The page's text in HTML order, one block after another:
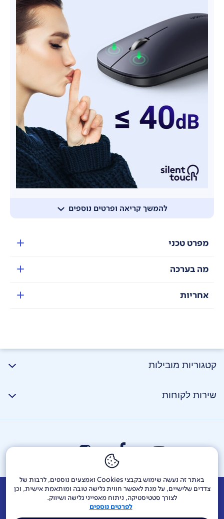
באתר זה נעשה שימוש בקבצי Cookies ואמצעים נוספים, לרבות של
צדדים שלישיים, על מנת לאפשר חווית גלישה טובה ומותאמת אישית, וכן
לצורך סטטיסטיקה, ניתוח מאפייני גלישה ושיווק.
לפרטים נוספים
להמשך קריאה ופרטים נוספים
מצב השינה האוטומטי יאפשר לכם לעבוד עם העכבר למשך
מפרט טכני
מה בערכה
אחריות
קטגוריות מובילות
שירות לקוחות
אודות דרושים צור קשר Investor Relations
הודעות חברה
מוקדי שירות ופניות ציבור
144 בזק בינלאומי